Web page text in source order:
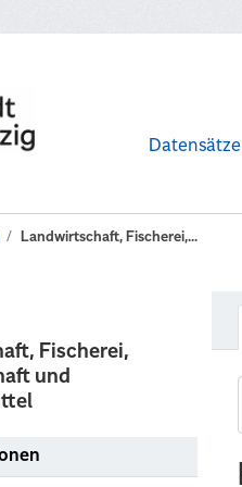
Datensätze
Landwirtschaft, Fischerei,...
Fischerei,
und